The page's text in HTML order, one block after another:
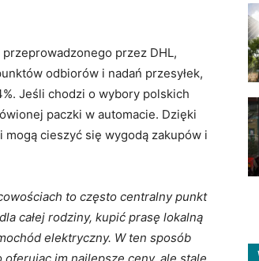
przez DHL,
odbiorów i nadań przesyłek,
Jeśli chodzi o wybory polskich
paczki w automacie. Dzięki
cieszyć się wygodą zakupów i
to często centralny punkt
całej rodziny, kupić prasę lokalną
elektryczny. W ten sposób